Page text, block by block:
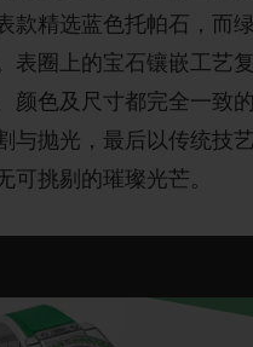
款精选蓝色托帕石，而
表圈上的宝石镶嵌工艺
颜色及尺寸都完全一致
与抛光，最后以传统技
可挑剔的璀璨光芒。